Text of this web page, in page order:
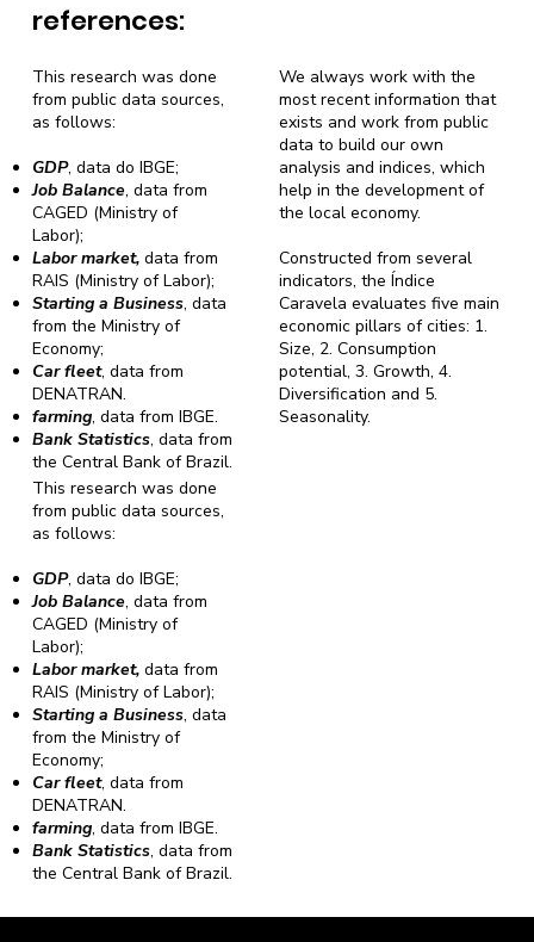
references:
We always work with the
most recent information that
exists and work from public
data to build our own
analysis and indices, which
help in the development of
the local economy.
Constructed from several
indicators, the Índice
Caravela evaluates five main
economic pillars of cities: 1.
Size, 2. Consumption
potential, 3. Growth, 4.
Diversification and 5.
Seasonality.
This research was done
from public data sources,
as follows:
GDP, data do IBGE;
Job Balance, data from
CAGED (Ministry of
Labor);
Labor market,data from
RAIS (Ministry of Labor);
Starting a Business, data
from the Ministry of
Economy;
Car fleet, data from
DENATRAN.
farming, data from IBGE.
Bank Statistics, data from
the Central Bank of Brazil.
This research was done
from public data sources,
as follows:
GDP, data do IBGE;
Job Balance, data from
CAGED (Ministry of
Labor);
Labor market,data from
RAIS (Ministry of Labor);
Starting a Business, data
from the Ministry of
Economy;
Car fleet, data from
DENATRAN.
farming, data from IBGE.
Bank Statistics, data from
the Central Bank of Brazil.